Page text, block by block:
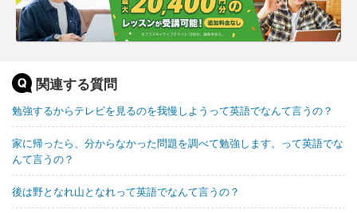
関連する質問
勉強するからテレビを見るのを我慢しようって英語でなんて言うの？
家に帰ったら、分からなかった問題を調べて勉強します。って英語でな
んて言うの？
後は野となれ山となれって英語でなんて言うの？